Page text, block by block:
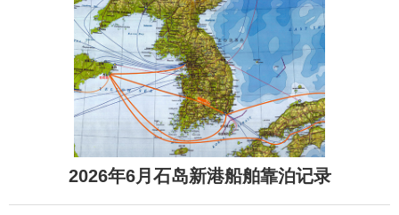
2026年6月石岛新港船舶靠泊记录